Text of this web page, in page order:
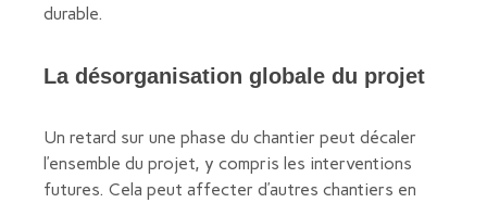
durable.
La désorganisation globale du projet
Un retard sur une phase du chantier peut décaler
l’ensemble du projet, y compris les interventions
futures. Cela peut affecter d’autres chantiers en